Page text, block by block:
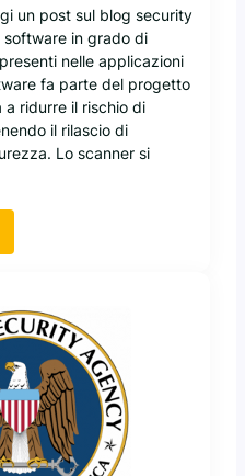
e
t
c
un post sul blog security
in grado di
nelle applicazioni
fa parte del progetto
a ridurre il rischio di
il rilascio di
Lo scanner si
e